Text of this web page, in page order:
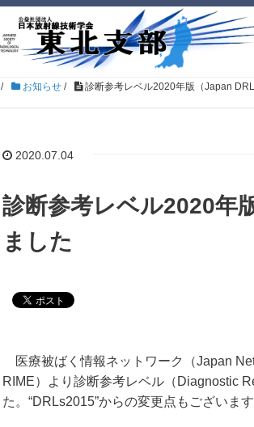
/ お知らせ / 診断参考レベル2020年版（Japan
2020.07.04
診断参考レベル2020年
ました
医療被ばく情報ネットワーク（Japan
RIME）より診断参考レベル（Diagnostic
た。“DRLs2015”からの変更点もございま